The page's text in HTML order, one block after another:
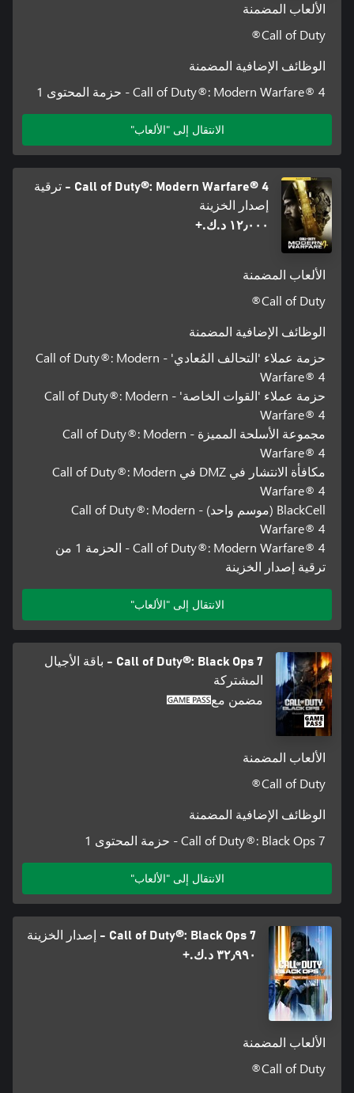
الألعاب المضمنة
Call of Duty®
الوظائف الإضافية المضمنة
Call of Duty®: Modern Warfare® 4 - حزمة المحتوى 1
الانتقال إلى "الألعاب"
Call of Duty®: Modern Warfare® 4 - ترقية
إصدار الخزينة
١٢٫٠٠٠ د.ك.‏+
الألعاب المضمنة
Call of Duty®
الوظائف الإضافية المضمنة
حزمة عملاء 'التحالف المُعادي' - Call of Duty®: Modern
Warfare® 4
حزمة عملاء 'القوات الخاصة' - Call of Duty®: Modern
Warfare® 4
مجموعة الأسلحة المميزة - Call of Duty®: Modern
Warfare® 4
مكافأة الانتشار في DMZ في Call of Duty®: Modern
Warfare® 4
BlackCell (موسم واحد) - Call of Duty®: Modern
Warfare® 4
Call of Duty®: Modern Warfare® 4 - الحزمة 1 من
ترقية إصدار الخزينة
الانتقال إلى "الألعاب"
Call of Duty®: Black Ops 7 - باقة الأجيال
المشتركة
مضمن مع
الألعاب المضمنة
Call of Duty®
الوظائف الإضافية المضمنة
Call of Duty®: Black Ops 7 - حزمة المحتوى 1
الانتقال إلى "الألعاب"
Call of Duty®: Black Ops 7 - إصدار الخزينة
٣٢٫٩٩٠ د.ك.‏+
الألعاب المضمنة
Call of Duty®